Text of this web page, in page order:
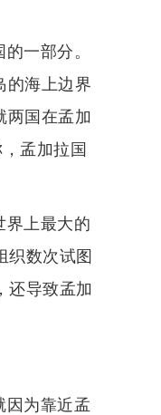
一部分。
的海上边界
两国在孟加
孟加拉国
界上最大的
织数次试图
还导致孟加
因为靠近孟